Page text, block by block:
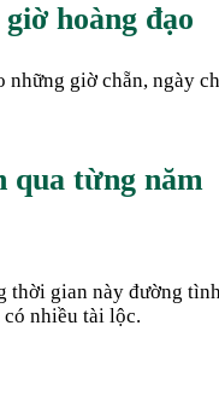
hoàng đạo
những giờ chẵn, ngày
qua từng năm
thời gian này đường
nhiều tài lộc.